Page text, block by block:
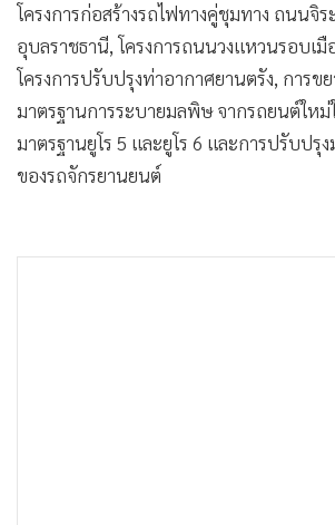
โครงการก่อสร้างรถไฟทางคู่ชุมทาง ถนนจิ
อุบลราชธานี, โครงการถนนวงแหวนรอบเมื
โครงการปรับปรุงท่าอากาศยานตรัง, การข
มาตรฐานการระบายมลพิษ จากรถยนต์ใหม่
มาตรฐานยูโร 5 และยูโร 6 และการปรับปรุ
ของรถจักรยานยนต์